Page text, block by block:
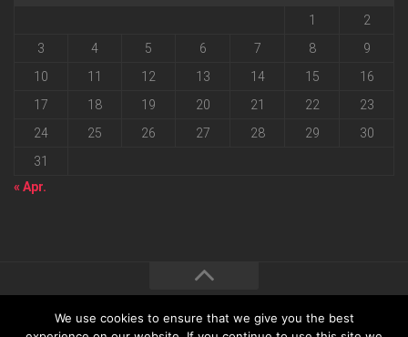
1
2
3
4 5 6 7 8
9
10
11 12 13 14 15
16
17
18 19 20 21 22
23
24
25 26 27 28 29
30
31
« Apr.
We use cookies to ensure that we give you the best